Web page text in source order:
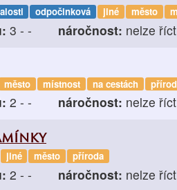
odpočinková jiné město
3 - - náročnost: nelze říct
město místnost na cestách
2 - - náročnost: nelze říct
jiné město příroda
2 - - náročnost: nelze říct